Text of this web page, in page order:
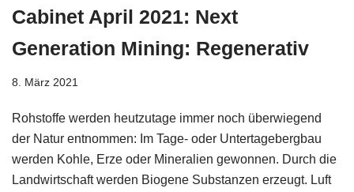
Cabinet April 2021: Next
Generation Mining: Regenerativ
8. März 2021
Rohstoffe werden heutzutage immer noch überwiegend
der Natur entnommen: Im Tage- oder Untertagebergbau
werden Kohle, Erze oder Mineralien gewonnen. Durch die
Landwirtschaft werden Biogene Substanzen erzeugt. Luft